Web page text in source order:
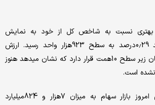
بهتری نسبت به شاخص کل از خود به نمایش
گذاشت و با ثبت رشد 0.29درصد به سطح 923هزار واحد رسید. ارزش
معاملات حقیقی همچنان زیر سطح 10همت قرار دارد که نشان میدهد هنوز
نشده است.
ارزش معاملات حقیقی امروز بازار سهام به میزان 7هزار و 824میلیارد